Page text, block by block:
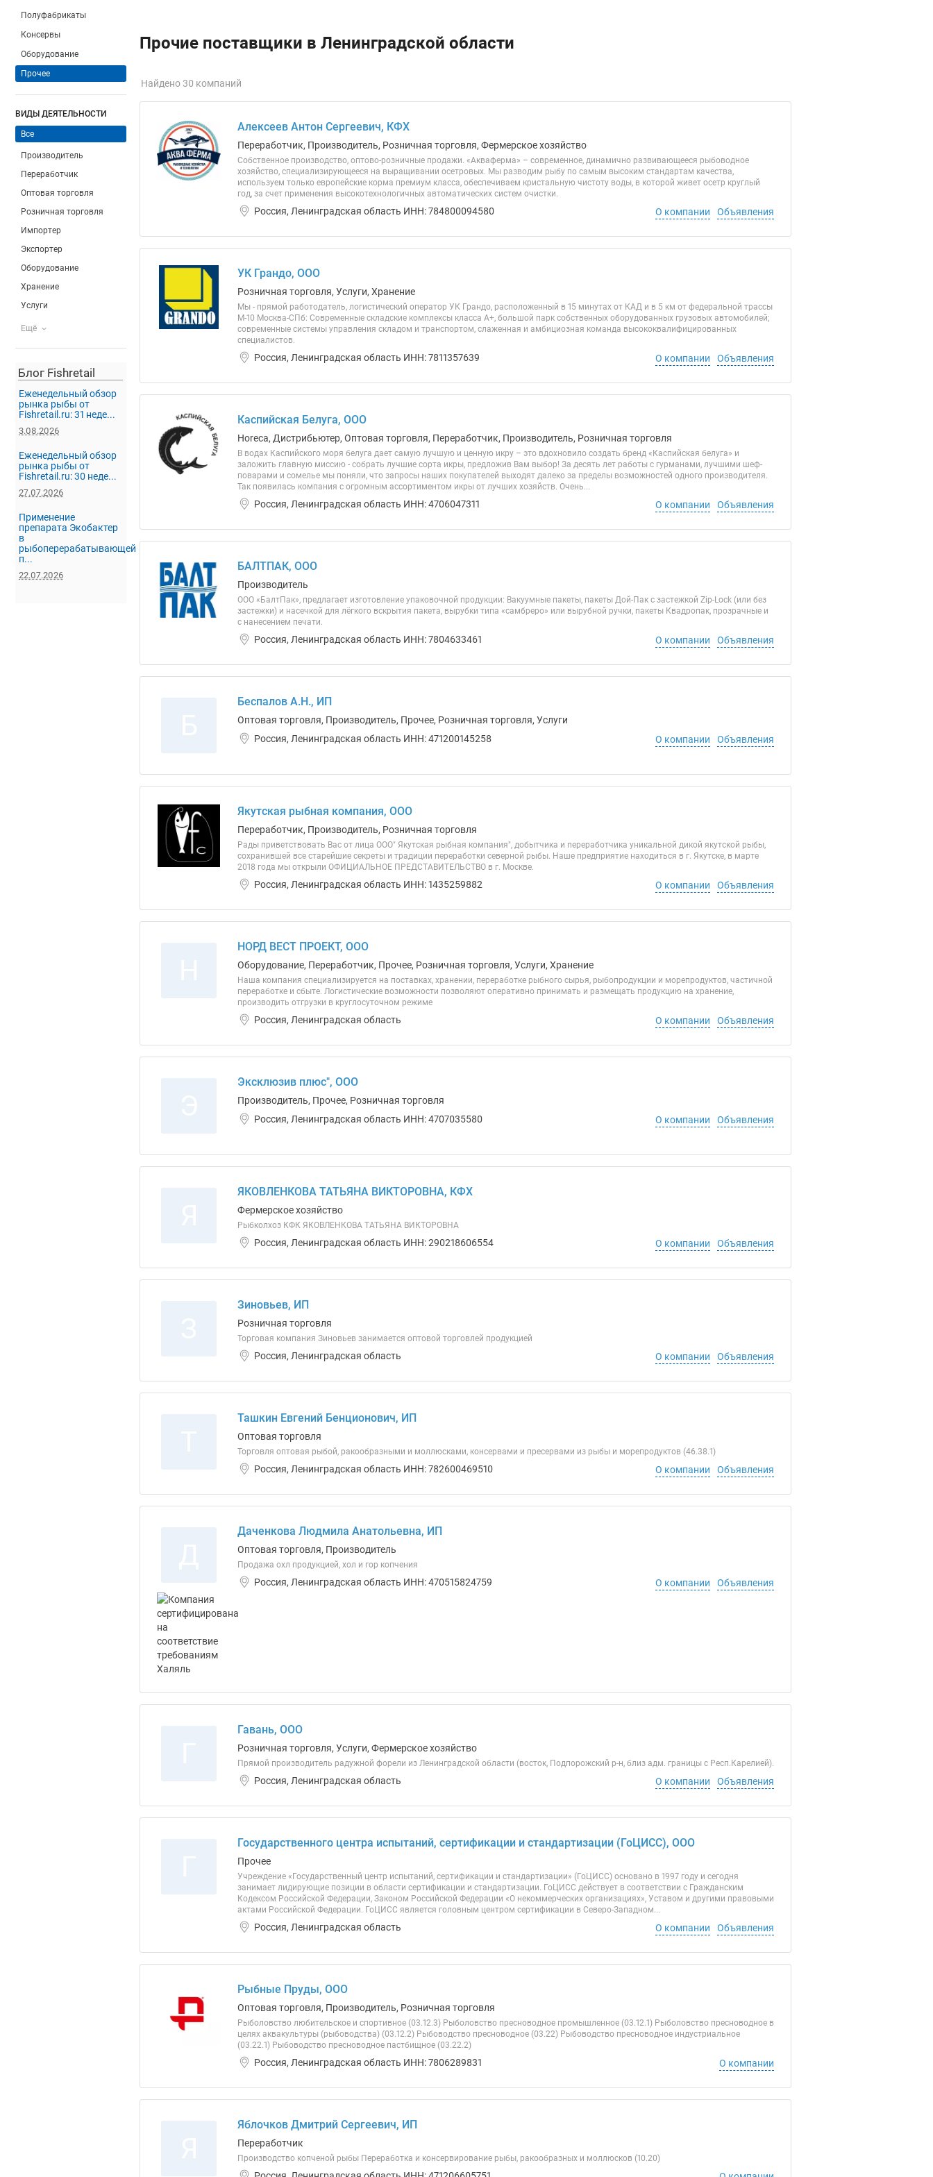
Полуфабрикаты
Консервы
Оборудование
Прочее
ВИДЫ ДЕЯТЕЛЬНОСТИ
Все
Производитель
Переработчик
Оптовая торговля
Розничная торговля
Импортер
Экспортер
Оборудование
Хранение
Услуги
Ещё
Блог Fishretail
Еженедельный обзор
рынка рыбы от
Fishretail.ru: 31 неде...
3.08.2026
Еженедельный обзор
рынка рыбы от
Fishretail.ru: 30 неде...
27.07.2026
Применение
препарата Экобактер
в
рыбоперерабатывающей
п...
22.07.2026
Прочие поставщики в Ленинградской области
Найдено 30 компаний
Алексеев Антон Сергеевич, КФХ
Переработчик, Производитель, Розничная торговля, Фермерское хозяйство
Собственное производство, оптово-розничные продажи. «Акваферма» – современное, динамично развивающееся рыбоводное
хозяйство, специализирующееся на выращивании осетровых. Мы разводим рыбу по самым высоким стандартам качества,
используем только европейские корма премиум класса, обеспечиваем кристальную чистоту воды, в которой живет осетр круглый
год, за счет применения высокотехнологичных автоматических систем очистки.
Россия, Ленинградская область ИНН: 784800094580 О компании Объявления
УК Грандо, ООО
Розничная торговля, Услуги, Хранение
Мы - прямой работодатель, логистический оператор УК Грандо, расположенный в 15 минутах от КАД и в 5 км от федеральной трассы
М-10 Москва-СПб: Современные складские комплексы класса А+, большой парк собственных оборудованных грузовых автомобилей;
современные системы управления складом и транспортом, слаженная и амбициозная команда высококвалифицированных
специалистов.
Россия, Ленинградская область ИНН: 7811357639 О компании Объявления
Каспийская Белуга, ООО
Horeca, Дистрибьютер, Оптовая торговля, Переработчик, Производитель, Розничная торговля
В водах Каспийского моря белуга дает самую лучшую и ценную икру – это вдохновило создать бренд «Каспийская белуга» и
заложить главную миссию - собрать лучшие сорта икры, предложив Вам выбор! За десять лет работы с гурманами, лучшими шеф-
поварами и сомелье мы поняли, что запросы наших покупателей выходят далеко за пределы возможностей одного производителя.
Так появилась компания с огромным ассортиментом икры от лучших хозяйств. Очень...
Россия, Ленинградская область ИНН: 4706047311 О компании Объявления
БАЛТПАК, ООО
Производитель
ООО «БалтПак», предлагает изготовление упаковочной продукции: Вакуумные пакеты, пакеты Дой-Пак с застежкой Zip-Lock (или без
застежки) и насечкой для лёгкого вскрытия пакета, вырубки типа «самбреро» или вырубной ручки, пакеты Квадропак, прозрачные и
с нанесением печати.
Россия, Ленинградская область ИНН: 7804633461 О компании Объявления
Беспалов А.Н., ИП
Оптовая торговля, Производитель, Прочее, Розничная торговля, Услуги
Россия, Ленинградская область ИНН: 471200145258
О компании Объявления
Якутская рыбная компания, ООО
Переработчик, Производитель, Розничная торговля
Рады приветствовать Вас от лица ООО" Якутская рыбная компания", добытчика и переработчика уникальной дикой якутской рыбы,
сохранившей все старейшие секреты и традиции переработки северной рыбы. Наше предприятие находиться в г. Якутске, в марте
2018 года мы открыли ОФИЦИАЛЬНОЕ ПРЕДСТАВИТЕЛЬСТВО в г. Москве.
Россия, Ленинградская область ИНН: 1435259882 О компании Объявления
НОРД ВЕСТ ПРОЕКТ, ООО
Оборудование, Переработчик, Прочее, Розничная торговля, Услуги, Хранение
Наша компания специализируется на поставках, хранении, переработке рыбного сырья, рыбопродукции и морепродуктов, частичной
переработке и сбыте. Логистические возможности позволяют оперативно принимать и размещать продукцию на хранение,
производить отгрузки в круглосуточном режиме
Россия, Ленинградская область О компании Объявления
Эксклюзив плюс", ООО
Производитель, Прочее, Розничная торговля
Россия, Ленинградская область ИНН: 4707035580
О компании Объявления
ЯКОВЛЕНКОВА ТАТЬЯНА ВИКТОРОВНА, КФХ
Фермерское хозяйство
Рыбколхоз КФК ЯКОВЛЕНКОВА ТАТЬЯНА ВИКТОРОВНА
Россия, Ленинградская область ИНН: 290218606554 О компании Объявления
Зиновьев, ИП
Розничная торговля
Торговая компания Зиновьев занимается оптовой торговлей продукцией
Россия, Ленинградская область О компании Объявления
Ташкин Евгений Бенционович, ИП
Оптовая торговля
Торговля оптовая рыбой, ракообразными и моллюсками, консервами и пресервами из рыбы и морепродуктов (46.38.1)
Россия, Ленинградская область ИНН: 782600469510 О компании Объявления
Даченкова Людмила Анатольевна, ИП
Оптовая торговля, Производитель
Продажа охл продукцией, хол и гор копчения
Россия, Ленинградская область ИНН: 470515824759 О компании Объявления
Гавань, ООО
Розничная торговля, Услуги, Фермерское хозяйство
Прямой производитель радужной форели из Ленинградской области (восток, Подпорожский р-н, близ адм. границы с Респ.Карелией).
Россия, Ленинградская область О компании Объявления
Государственного центра испытаний, сертификации и стандартизации (ГоЦИСС), ООО
Прочее
Учреждение «Государственный центр испытаний, сертификации и стандартизации» (ГоЦИСС) основано в 1997 году и сегодня
занимает лидирующие позиции в области сертификации и стандартизации. ГоЦИСС действует в соответствии с Гражданским
Кодексом Российской Федерации, Законом Российской Федерации «О некоммерческих организациях», Уставом и другими правовыми
актами Российской Федерации. ГоЦИСС является головным центром сертификации в Северо-Западном...
Россия, Ленинградская область О компании Объявления
Рыбные Пруды, ООО
Оптовая торговля, Производитель, Розничная торговля
Рыболовство любительское и спортивное (03.12.3) Рыболовство пресноводное промышленное (03.12.1) Рыболовство пресноводное в
целях аквакультуры (рыбоводства) (03.12.2) Рыбоводство пресноводное (03.22) Рыбоводство пресноводное индустриальное
(03.22.1) Рыбоводство пресноводное пастбищное (03.22.2)
Россия, Ленинградская область ИНН: 7806289831 О компании
Яблочков Дмитрий Сергеевич, ИП
Переработчик
Производство копченой рыбы Переработка и консервирование рыбы, ракообразных и моллюсков (10.20)